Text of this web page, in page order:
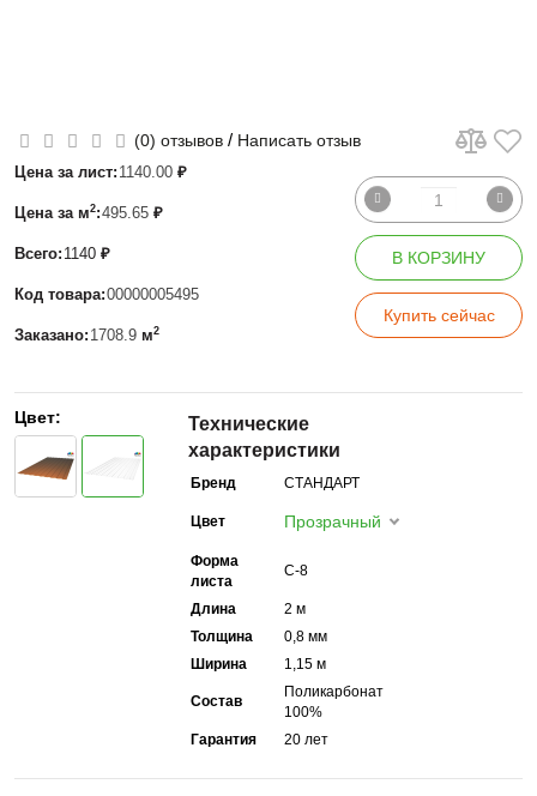
(0) отзывов / Написать отзыв
Цена за лист: 1140.00 ₽
Цена за м2:495.65 ₽
Всего: 1140 ₽
Код товара:00000005495
Заказано: 1708.9 м2
В КОРЗИНУ
Купить сейчас
Цвет:
Технические
характеристики
Бренд СТАНДАРТ
Цвет Прозрачный
Форма
листа
С-8
Длина
2 м
Толщина
0,8 мм
Ширина
1,15 м
Состав
Поликарбонат
100%
Гарантия
20 лет